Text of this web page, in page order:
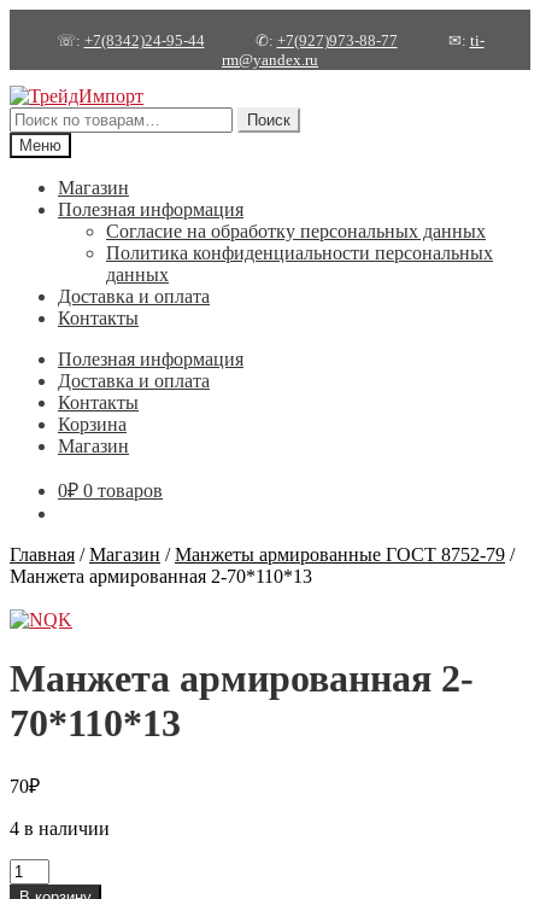
☏: +7(8342)24-95-44✆: +7(927)973-88-77 ✉: ti-
rm@yandex.ru
Перейти
к
навигации
Перейти
к
содержимому
Искать:
Поиск
Меню
Магазин
Полезная информация
Согласие на обработку персональных данных
Политика конфиденциальности персональных
данных
Доставка и оплата
Контакты
Полезная информация
Доставка и оплата
Контакты
Корзина
Магазин
0₽ 0 товаров
Главная /Магазин /Манжеты армированные ГОСТ 8752-79 /
Манжета армированная 2-70*110*13
Манжета армированная 2-
70*110*13
70₽
4 в наличии
Количество
товара